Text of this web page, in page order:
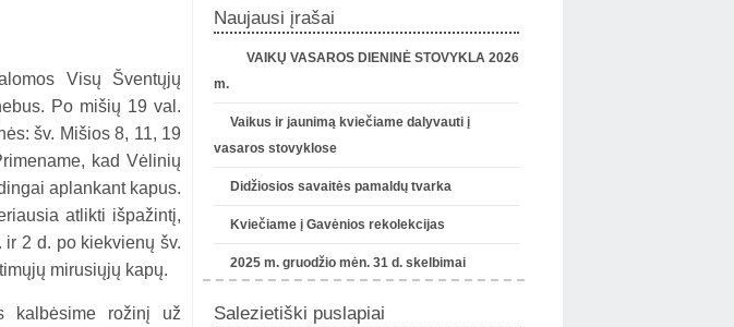
Visų Šventųjų
Po mišių 19 val.
šv. Mišios 8, 11, 19
kad Vėlinių
aplankant kapus.
atlikti išpažintį,
2 d. po kiekvienų šv.
mirusiųjų kapų.
kalbėsime rožinį už
Naujausi įrašai
VAIKŲ VASAROS DIENINĖ STOVYKLA 2026
m.
Vaikus ir jaunimą kviečiame dalyvauti į
vasaros stovyklose
Didžiosios savaitės pamaldų tvarka
Kviečiame į Gavėnios rekolekcijas
2025 m. gruodžio mėn. 31 d. skelbimai
Salezietiški puslapiai